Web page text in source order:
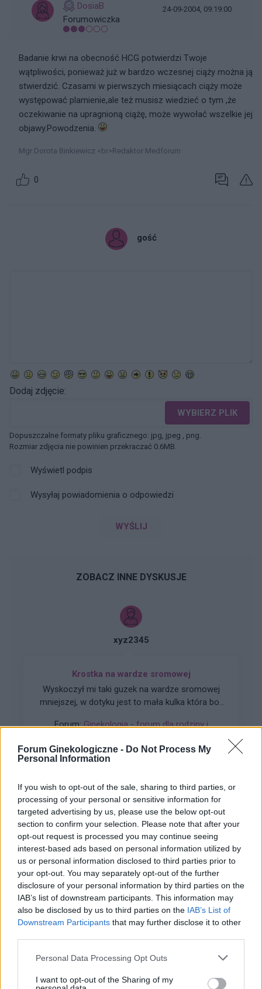
Forum Ginekologiczne - Do Not Process My
Personal Information
If you wish to opt-out of the sale, sharing to third parties, or
processing of your personal or sensitive information for
targeted advertising by us, please use the below opt-out
section to confirm your selection. Please note that after your
opt-out request is processed you may continue seeing
interest-based ads based on personal information utilized by
us or personal information disclosed to third parties prior to
your opt-out. You may separately opt-out of the further
disclosure of your personal information by third parties on the
IAB’s list of downstream participants. This information may
also be disclosed by us to third parties on the IAB’s List of
Downstream Participants that may further disclose it to other
Personal Data Processing Opt Outs
I want to opt-out of the Sharing of my
DosiaB
Forumowiczka
24-09-2004, 09:19:00
Badanie krwi na obecność HCG potwierdzi Twoje
wątpliwości, ponieważ już w bardzo wczesnej ciąży można ją
stwierdzić. Czasami w pierwszych miesiącach ciąży może
występować plamienie,ale też musisz wiedzieć o tym ,że
oczekiwanie na upragnioną ciążę, może wywołać wszelkie jej
objawy.Powodzenia.
Mgr Dorota Binkiewicz <br>Redaktor Medforum
0
gość
Dodaj zdjęcie:
WYBIERZ PLIK
Dopuszczalne formaty pliku graficznego: jpg, jpeg , png.
Rozmiar zdjęcia nie powinien przekraczać 0.6MB.
Wyświetl podpis
Wysyłaj powiadomienia o odpowiedzi
WYŚLIJ
ZOBACZ INNE DYSKUSJE
xyz2345
Krostka na wardze sromowej
Wyskoczył mi taki guzek na wardze sromowej
mniejszej, w dotyku jest to mała kulka która boli
wygląda?
Forum:Ginekologia - forum dla rodziny i
gość
Qlaira
Dzień dobry, pół roku temu przyjmowałam
tabletki Qlaira ,jednak przerwałam niestety
uderzenia gorąca i zawroty głowy wróciły .
Zaczęłam znowu przyjmować tabletki mimo iż
jestem 2 tygodnie po okresie ,dziś wezmę 5
tabletkę czy dzień ma znaczenia kiedy przyjęłam
pierwszą tabletkę ?
Forum: Ginekologia - forum dla rodziny i
pacjentki
gość